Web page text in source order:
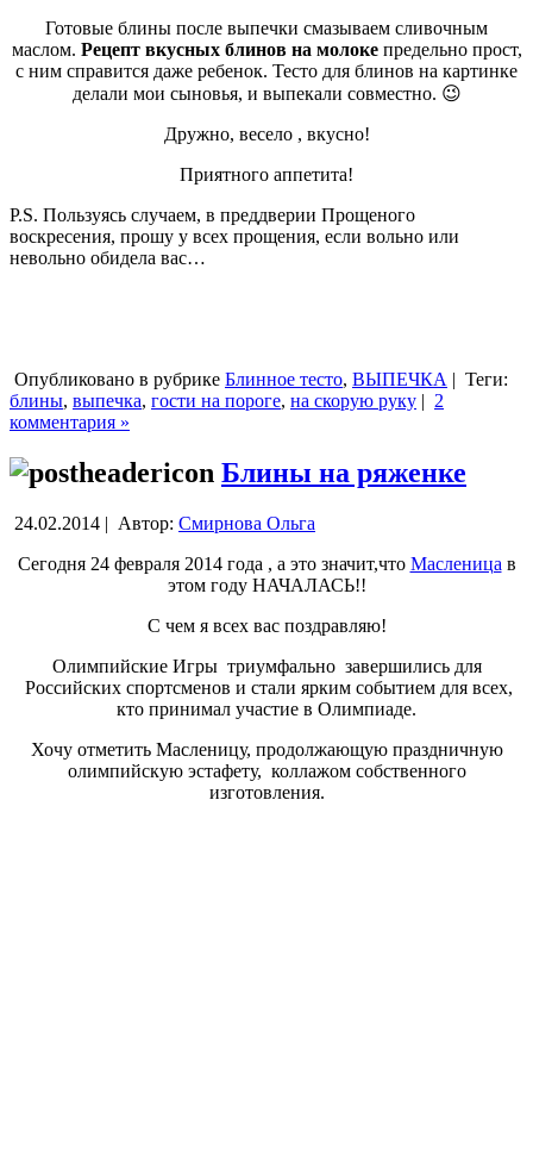
Готовые блины после выпечки смазываем сливочным
маслом. Рецепт вкусных блинов на молокепредельно прост,
с ним справится даже ребенок. Тесто для блинов на картинке
делали мои сыновья, и выпекали совместно. 😉
Дружно, весело , вкусно!
Приятного аппетита!
P.S. Пользуясь случаем, в преддверии Прощеного
воскресения, прошу у всех прощения, если вольно или
невольно обидела вас…
Опубликовано в рубрике Блинное тесто, ВЫПЕЧКА | Теги:
блины, выпечка, гости на пороге, на скорую руку | 2
комментария »
Блины на ряженке
24.02.2014 | Автор: Смирнова Ольга
Сегодня 24 февраля 2014 года , а это значит,что Масленица в
этом году НАЧАЛАСЬ!!
С чем я всех вас поздравляю!
Олимпийские Игры триумфально завершились для
Российских спортсменов и стали ярким событием для всех,
кто принимал участие в Олимпиаде.
Хочу отметить Масленицу, продолжающую праздничную
олимпийскую эстафету, коллажом собственного
изготовления.